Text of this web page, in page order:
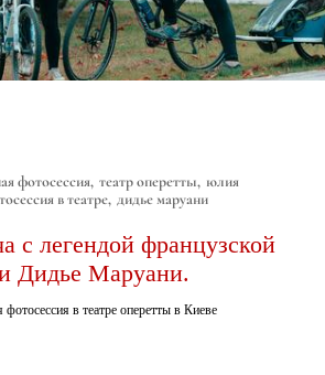
фотосессия театр оперетты
юлия
в театре дидье маруани
с легендой французской
Дидье Маруани.
фотосессия в театре оперетты в Киеве